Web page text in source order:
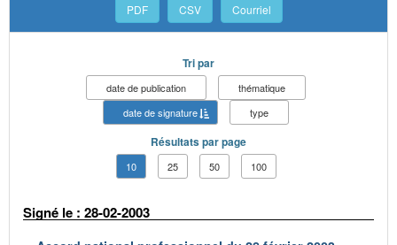
PDF CSV Courriel
Tri par
date de publication
thématique
date de signature
type
Résultats par page
10 25 50 100
Signé le : 28-02-2003